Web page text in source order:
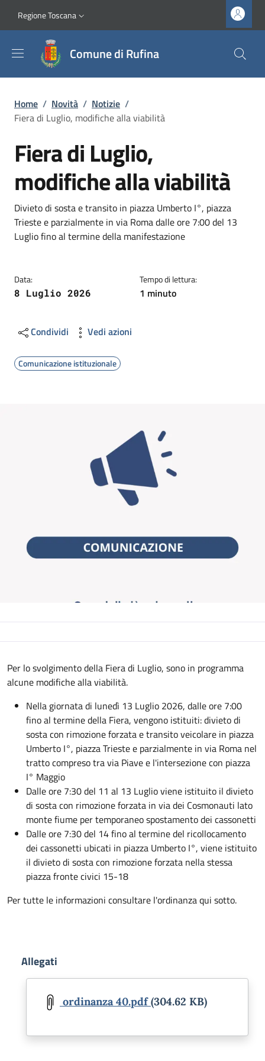
Slim top
Regione Toscana
Comune di Rufina
Briciole di pane
Home / Novità / Notizie /
Fiera di Luglio, modifiche alla viabilità
Fiera di Luglio,
modifiche alla viabilità
Dettagli
Descrizione breve
Divieto di sosta e transito in piazza Umberto I°, piazza
Trieste e parzialmente in via Roma dalle ore 7:00 del 13
Luglio fino al termine della manifestazione
Data:
8 Luglio 2026
Tempo di lettura:
1 minuto
Condividi Vedi azioni
Comunicazione istituzionale
Descrizione
Per lo svolgimento della Fiera di Luglio, sono in programma
alcune modifiche alla viabilità.
Nella giornata di lunedì 13 Luglio 2026, dalle ore 7:00
fino al termine della Fiera, vengono istituiti: divieto di
sosta con rimozione forzata e transito veicolare in piazza
Umberto I°, piazza Trieste e parzialmente in via Roma nel
tratto compreso tra via Piave e l'intersezione con piazza
I° Maggio
Dalle ore 7:30 del 11 al 13 Luglio viene istituito il divieto
di sosta con rimozione forzata in via dei Cosmonauti lato
monte fiume per temporaneo spostamento dei cassonetti
Dalle ore 7:30 del 14 fino al termine del ricollocamento
dei cassonetti ubicati in piazza Umberto I°, viene istituito
il divieto di sosta con rimozione forzata nella stessa
piazza fronte civici 15-18
Per tutte le informazioni consultare l'ordinanza qui sotto.
Allegati
ordinanza 40.pdf(304.62 KB)